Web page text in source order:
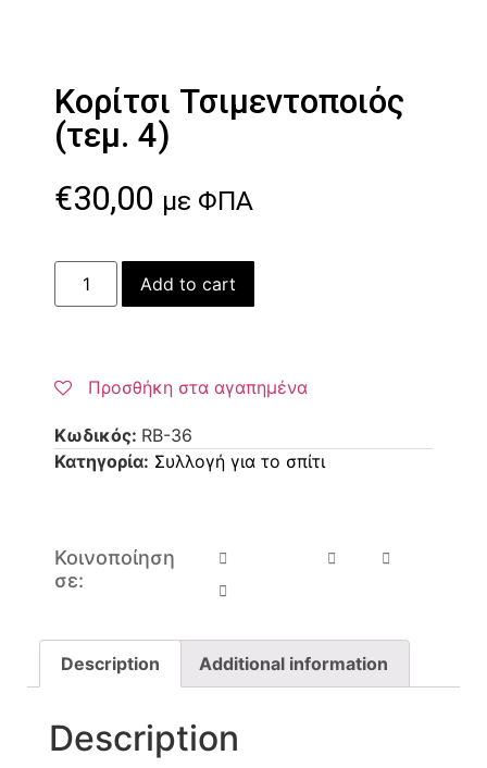
Κορίτσι Τσιμεντοποιός
(τεμ. 4)
€30,00 με ΦΠΑ
Add to cart
Προσθήκη στα αγαπημένα
Κωδικός: RB-36
Κατηγορία: Συλλογή για το σπίτι
Κοινοποίηση
σε:
Description Additional information
Description